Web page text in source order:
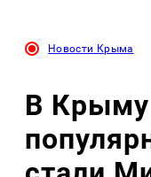
Новости Крыма
В